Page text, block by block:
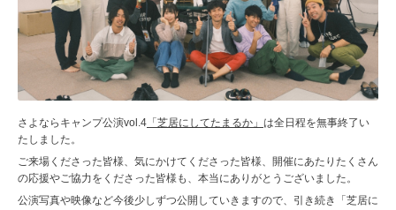
さよならキャンプ公演vol.4 「芝居にしてたまるか」 は全日程を無事終了い
たしました。
ご来場くださった皆様、気にかけてくださった皆様、開催にあたりたくさん
の応援やご協力をくださった皆様も、本当にありがとうございました。
公演写真や映像など今後少しずつ公開していきますので、引き続き「芝居に